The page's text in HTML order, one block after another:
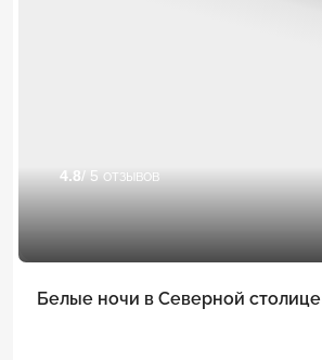
4.8/ 5 отзывов
Белые ночи в Северной столице